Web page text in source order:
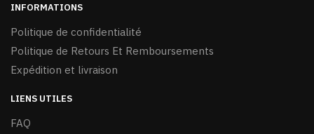
INFORMATIONS
Politique de confidentialité
Politique de Retours Et Remboursements
Expédition et livraison
LIENS UTILES
FAQ